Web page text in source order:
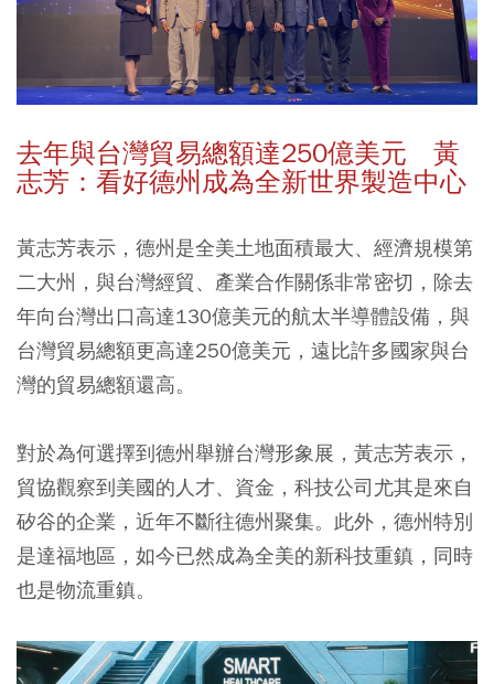
去年與台灣貿易總額達250億美元 黃
志芳：看好德州成為全新世界製造中心
黃志芳表示，德州是全美土地面積最大、經濟規模第
二大州，與台灣經貿、產業合作關係非常密切，除去
年向台灣出口高達130億美元的航太半導體設備，與
台灣貿易總額更高達250億美元，遠比許多國家與台
灣的貿易總額還高。
對於為何選擇到德州舉辦台灣形象展，黃志芳表示，
貿協觀察到美國的人才、資金，科技公司尤其是來自
矽谷的企業，近年不斷往德州聚集。此外，德州特別
是達福地區，如今已然成為全美的新科技重鎮，同時
也是物流重鎮。